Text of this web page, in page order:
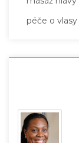
péče o vlasy